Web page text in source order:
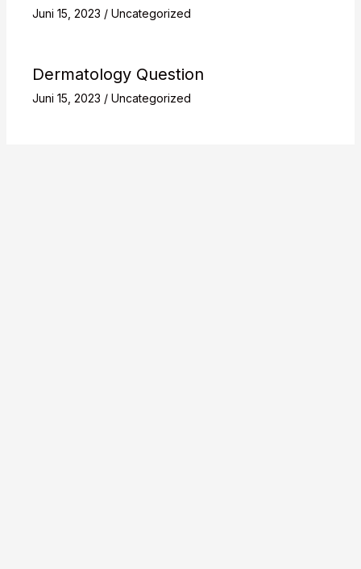
Juni 15, 2023 /Uncategorized
Dermatology Question
Juni 15, 2023 /Uncategorized